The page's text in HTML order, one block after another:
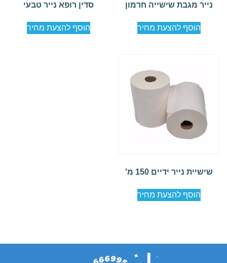
נייר מגבת שישייה חרמון
הוסף להצעת מחיר
סדין רופא נייר טבעי
הוסף להצעת מחיר
שישיית נייר ידיים 150 מ'
הוסף להצעת מחיר